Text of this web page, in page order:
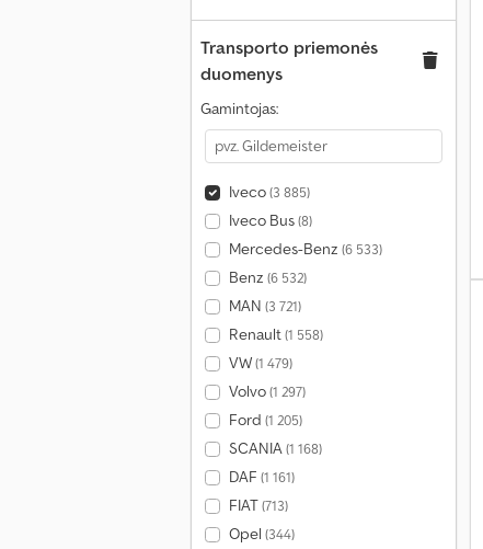
Transporto priemonės
duomenys
Gamintojas:
Iveco(3 885)
Iveco Bus(8)
Mercedes-Benz (6 533)
Benz (6 532)
MAN (3 721)
Renault(1 558)
VW(1 479)
Volvo(1 297)
Ford (1 205)
SCANIA(1 168)
DAF (1 161)
FIAT(713)
Opel (344)